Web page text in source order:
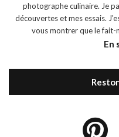
photographe culinaire. Je
découvertes et mes essais.
vous montrer que le fait-
En